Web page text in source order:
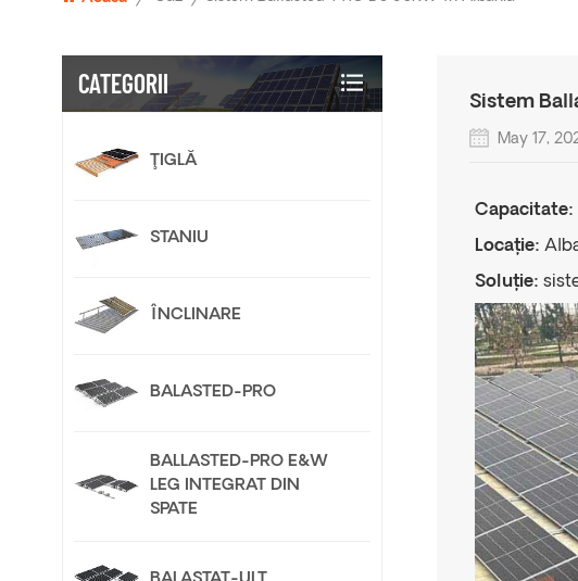
Sistem
May 17,
Capacitate:
Locație:
Soluție:
CATEGORII
ŢIGLĂ
STANIU
ÎNCLINARE
BALASTED-PRO
BALLASTED-PRO E&W
LEG INTEGRAT DIN
SPATE